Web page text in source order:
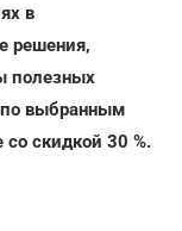
в
решения,
полезных
по выбранным
со скидкой 30 %.